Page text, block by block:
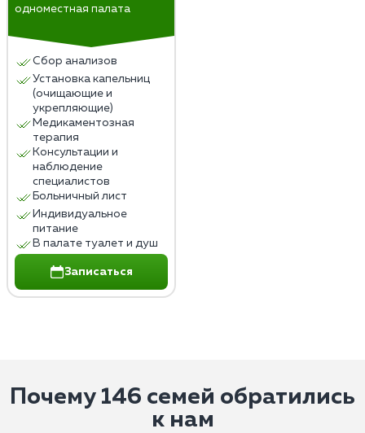
одноместная палата
Сбор анализов
Установка капельниц
(очищающие и
укрепляющие)
Медикаментозная
терапия
Консультации и
наблюдение
специалистов
Больничный лист
Индивидуальное
питание
В палате туалет и душ
Записаться
Почему 146 семей обратились
к нам